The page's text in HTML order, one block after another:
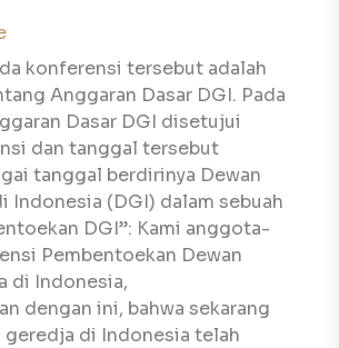
konferensi tersebut adalah
Anggaran Dasar DGI. Pada
Dasar DGI disetujui
dan tanggal tersebut
tanggal berdirinya Dewan
Indonesia (DGI) dalam sebuah
DGI”: Kami anggota-
Pembentoekan Dewan
di Indonesia,
dengan ini, bahwa sekarang
geredja di Indonesia telah